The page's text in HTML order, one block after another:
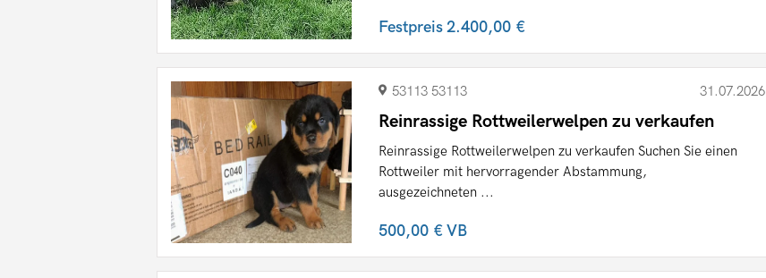
Festpreis2.400,00 €
53113 53113 31.07.2026
Reinrassige Rottweilerwelpen zu verkaufen
Reinrassige Rottweilerwelpen zu verkaufen Suchen Sie einen
Rottweiler mit hervorragender Abstammung,
ausgezeichneten ...
500,00 €VB